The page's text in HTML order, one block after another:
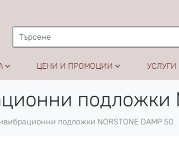
ЦЕНИ И ПРОМОЦИИ УСЛУГИ
подложки
подложки NORSTONE DAMP 50